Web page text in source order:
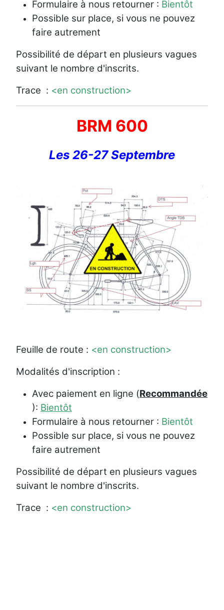
Formulaire à nous retourner : Bientôt
Possible sur place, si vous ne pouvez
faire autrement
Possibilité de départ en plusieurs vagues
suivant le nombre d'inscrits.
Trace : <en construction>
BRM 600
Les 26-27 Septembre
Feuille de route : <en construction>
Modalités d'inscription :
Avec paiement en ligne (Recommandée
): Bientôt
Formulaire à nous retourner : Bientôt
Possible sur place, si vous ne pouvez
faire autrement
Possibilité de départ en plusieurs vagues
suivant le nombre d'inscrits.
Trace : <en construction>